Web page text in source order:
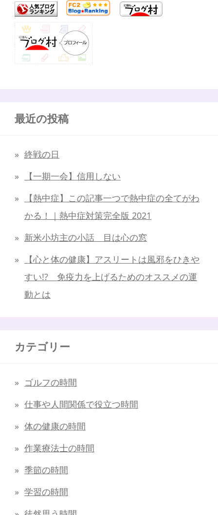
最近の投稿
終戦の日
【一期一会】信用しない
【熱中症】この記事一つで熱中症の全てがわ
かる！｜熱中症対策完全版 2021
新米小坊主の小話 目は心の窓
【心と体の健康】アスリートは風邪をひきや
すい!? 免疫力を上げるためのオススメの運
動とは
カテゴリー
ゴルフの時間
仕事や人間関係で役立つ時間
体の健康の時間
作業療法士の時間
季節の時間
学習の時間